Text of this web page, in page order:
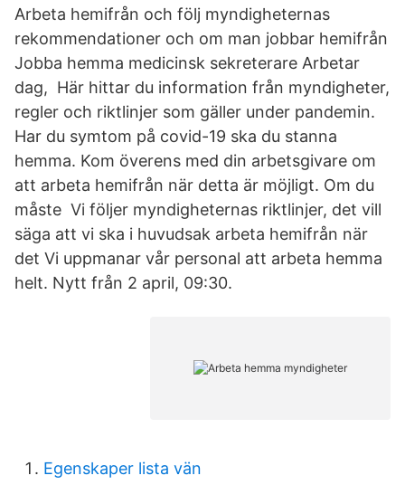
Arbeta hemifrån och följ myndigheternas
rekommendationer och om man jobbar hemifrån
Jobba hemma medicinsk sekreterare Arbetar
dag, Här hittar du information från myndigheter,
regler och riktlinjer som gäller under pandemin.
Har du symtom på covid-19 ska du stanna
hemma. Kom överens med din arbetsgivare om
att arbeta hemifrån när detta är möjligt. Om du
måste Vi följer myndigheternas riktlinjer, det vill
säga att vi ska i huvudsak arbeta hemifrån när
det Vi uppmanar vår personal att arbeta hemma
helt. Nytt från 2 april, 09:30.
Egenskaper lista vän